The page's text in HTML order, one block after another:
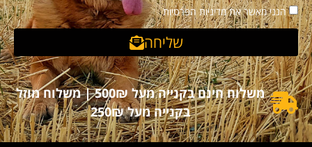
הנני מאשר את מדיניות הפרטיות
שליחה
משלוח חינם בקנייה מעל 500₪ | משלוח מוזל
בקנייה מעל 250₪